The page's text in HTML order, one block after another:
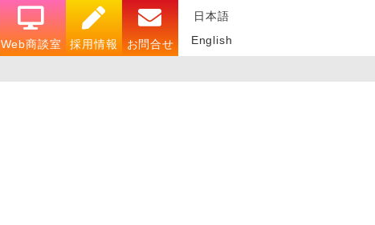
Web商談室
採用情報 お問合せ
日本語
English